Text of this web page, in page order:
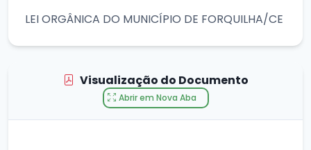
LEI ORGÂNICA DO MUNICÍPIO DE FORQUILHA/CE
Visualização do Documento
Abrir em Nova Aba